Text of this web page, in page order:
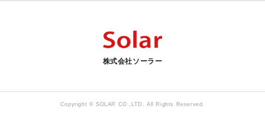
株式会社ソーラー
Copyright © SOLAR CO.,LTD. All Rights Reserved.